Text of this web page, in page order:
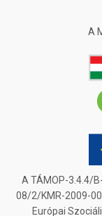
A
A TÁMOP-3.4.4/
08/2/KMR-2009-
Európai